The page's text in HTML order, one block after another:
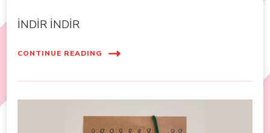
İNDİR İNDİR
CONTINUE READING